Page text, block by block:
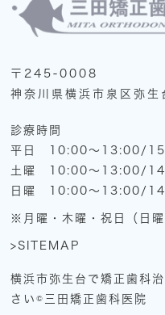
〒245-0008
神奈川県横浜市泉区弥
診療時間
平日 10:00～13:00/
土曜 10:00～13:00/
日曜 10:00～13:00/
※月曜・木曜・祝日（日曜
>SITEMAP
横浜市弥生台で矯正歯科
さい©三田矯正歯科医院